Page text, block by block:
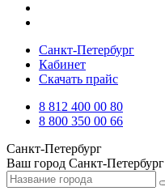
Санкт-Петербург
Кабинет
Скачать прайс
8 812 400 00 80
8 800 350 00 66
Санкт-Петербург
Ваш город Санкт-Петербург